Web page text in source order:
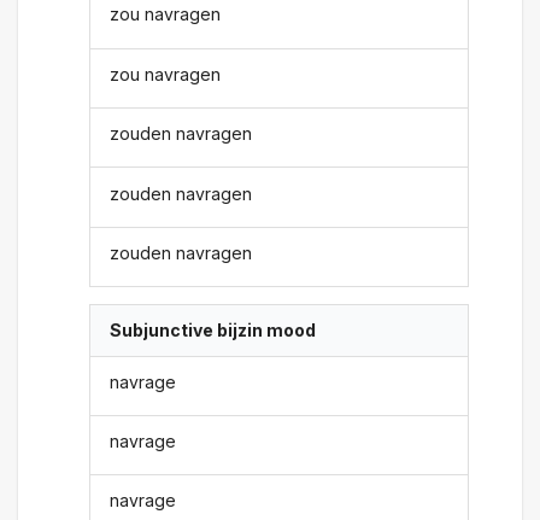
zou navragen
zou navragen
zouden navragen
zouden navragen
zouden navragen
Subjunctive bijzin mood
navrage
navrage
navrage